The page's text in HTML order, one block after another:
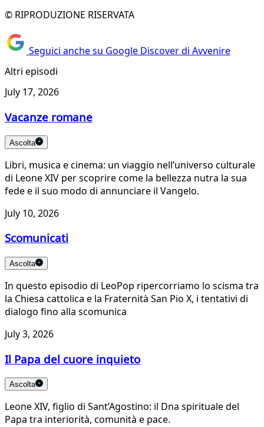
© RIPRODUZIONE RISERVATA
Seguici anche su Google Discover di Avvenire
Altri episodi
July 17, 2026
Vacanze romane
Ascolta
Libri, musica e cinema: un viaggio nell’universo culturale
di Leone XIV per scoprire come la bellezza nutra la sua
fede e il suo modo di annunciare il Vangelo.
July 10, 2026
Scomunicati
Ascolta
In questo episodio di LeoPop ripercorriamo lo scisma tra
la Chiesa cattolica e la Fraternità San Pio X, i tentativi di
dialogo fino alla scomunica
July 3, 2026
Il Papa del cuore inquieto
Ascolta
Leone XIV, figlio di Sant’Agostino: il Dna spirituale del
Papa tra interiorità, comunità e pace.